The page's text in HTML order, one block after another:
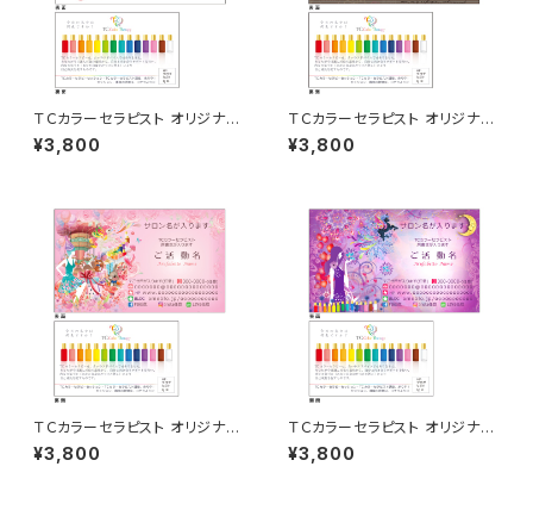
ＴＣカラーセラピスト オリジナル
名刺 50枚
¥3,800
ＴＣカラーセラピスト オリジナル
名刺 50枚
¥3,800
ＴＣカラーセラピスト オリジナル
名刺 50枚
¥3,800
ＴＣカラーセラピスト オリジナル
名刺 50枚
¥3,800